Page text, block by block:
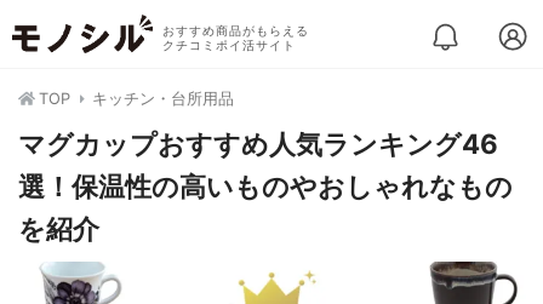
おすすめ商品がもらえる
クチコミポイ活サイト
TOP キッチン・台所用品
マグカップおすすめ人気ランキング46
選！保温性の高いものやおしゃれなもの
を紹介